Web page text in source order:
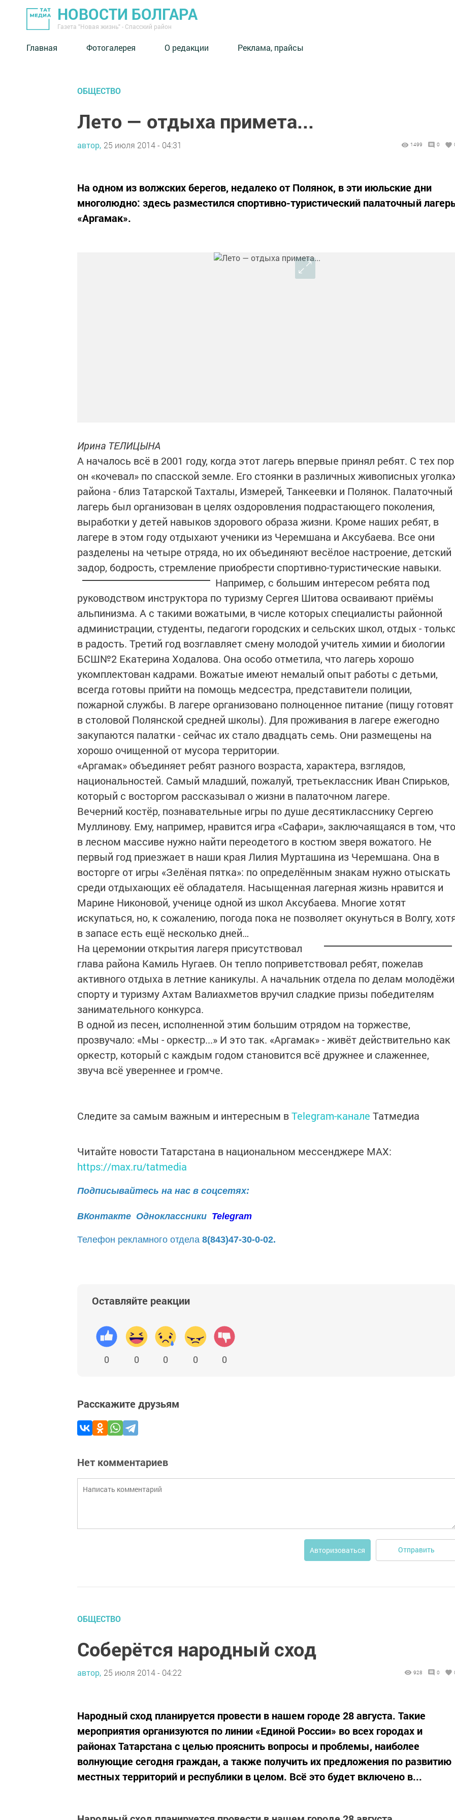
НОВОСТИ БОЛГАРА
Газета "Новая жизнь" - Спасский район
Главная Фотогалерея О редакции Реклама, прайсы
ОБЩЕСТВО
Лето — отдыха примета...
автор, 25 июля 2014 - 04:31 1499 0
На одном из волжских берегов, недалеко от Полянок, в эти июльские дни
многолюдно: здесь разместился спортивно-туристический палаточный
«Аргамак».
Ирина ТЕЛИЦЫНА
А началось всё в 2001 году, когда этот лагерь впервые принял ребят. С тех пор
он «кочевал» по спасской земле. Его стоянки в различных живописных
района - близ Татарской Тахталы, Измерей, Танкеевки и Полянок. Палаточный
лагерь был организован в целях оздоровления подрастающего поколения,
выработки у детей навыков здорового образа жизни. Кроме наших ребят, в
лагере в этом году отдыхают ученики из Черемшана и Аксубаева. Все они
разделены на четыре отряда, но их объединяют весёлое настроение, детский
задор, бодрость, стремление приобрести спортивно-туристические навыки.
Например, с большим интересом ребята под
руководством инструктора по туризму Сергея Шитова осваивают приёмы
альпинизма. А с такими вожатыми, в числе которых специалисты районной
администрации, студенты, педагоги городских и сельских школ, отдых -
в радость. Третий год возглавляет смену молодой учитель химии и биологии
БСШ№2 Екатерина Ходалова. Она особо отметила, что лагерь хорошо
укомплектован кадрами. Вожатые имеют немалый опыт работы с детьми,
всегда готовы прийти на помощь медсестра, представители полиции,
пожарной службы. В лагере организовано полноценное питание (пищу готовят
в столовой Полянской средней школы). Для проживания в лагере ежегодно
закупаются палатки - сейчас их стало двадцать семь. Они размещены на
хорошо очищенной от мусора территории.
«Аргамак» объединяет ребят разного возраста, характера, взглядов,
национальностей. Самый младший, пожалуй, третьеклассник Иван Спирьков,
который с восторгом рассказывал о жизни в палаточном лагере.
Вечерний костёр, познавательные игры по душе десятикласснику Сергею
Муллинову. Ему, например, нравится игра «Сафари», заключаящаяся в том, что
в лесном массиве нужно найти переодетого в костюм зверя вожатого. Не
первый год приезжает в наши края Лилия Мурташина из Черемшана. Она в
восторге от игры «Зелёная пятка»: по определённым знакам нужно отыскать
среди отдыхающих её обладателя. Насыщенная лагерная жизнь нравится и
Марине Никоновой, ученице одной из школ Аксубаева. Многие хотят
искупаться, но, к сожалению, погода пока не позволяет окунуться в Волгу,
в запасе есть ещё несколько дней…
На церемонии открытия лагеря присутствовал
глава района Камиль Нугаев. Он тепло поприветствовал ребят, пожелав
активного отдыха в летние каникулы. А начальник отдела по делам
спорту и туризму Ахтам Валиахметов вручил сладкие призы победителям
занимательного конкурса.
В одной из песен, исполненной этим большим отрядом на торжестве,
прозвучало: «Мы - оркестр...» И это так. «Аргамак» - живёт действительно как
оркестр, который с каждым годом становится всё дружнее и слаженнее,
звуча всё увереннее и громче.
Следите за самым важным и интересным вTelegram-канале Татмедиа
Читайте новости Татарстана в национальном мессенджере MАХ:
https://max.ru/tatmedia
Подписывайтесь на нас в соцсетях:
ВКонтакте Одноклассники Telegram
Телефон рекламного отдела 8(843)47-30-0-02.
Оставляйте реакции
0 0 0 0 0
Расскажите друзьям
Нет комментариев
Авторизоваться Отправить
ОБЩЕСТВО
Соберётся народный сход
автор, 25 июля 2014 - 04:22 928 0
Народный сход планируется провести в нашем городе 28 августа. Такие
мероприятия организуются по линии «Единой России» во всех городах и
районах Татарстана с целью прояснить вопросы и проблемы, наиболее
волнующие сегодня граждан, а также получить их предложения по развитию
местных территорий и республики в целом. Всё это будет включено в...